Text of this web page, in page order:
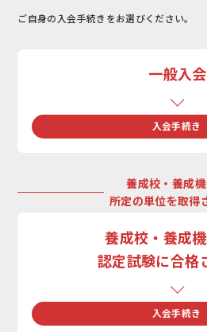
ご自身の入会手続きをお選びください。
一般入会
入会手続き
養成校・養成
所定の単位を取得
養成校・養成
認定試験に合格
入会手続き